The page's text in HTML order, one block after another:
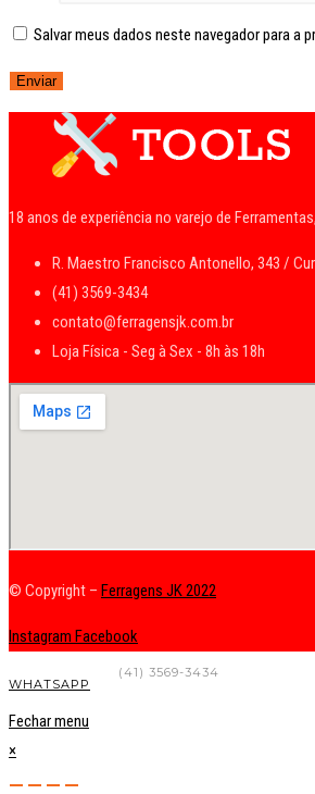
Salvar meus dados neste navegador para a
18 anos de experiência no varejo de
R. Maestro Francisco Antonello, 343 /
(41) 3569-3434
contato@ferragensjk.com.br
Loja Física - Seg à Sex - 8h às 18h
© Copyright – Ferragens JK 2022
Instagram Facebook
(41) 3569-3434
WHATSAPP
Fechar menu
×